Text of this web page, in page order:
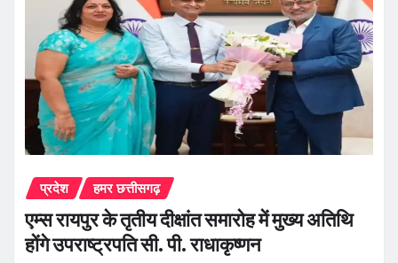
प्रदेश हमर छत्तीसगढ़
एम्स रायपुर के तृतीय दीक्षांत समारोह में मुख्य अतिथि
होंगे उपराष्ट्रपति सी. पी. राधाकृष्णन